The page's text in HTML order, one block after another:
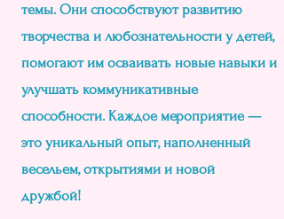
темы. Они способствуют развитию
творчества и любознательности у детей,
помогают им осваивать новые навыки и
улучшать коммуникативные
способности. Каждое мероприятие —
это уникальный опыт, наполненный
весельем, открытиями и новой
дружбой!